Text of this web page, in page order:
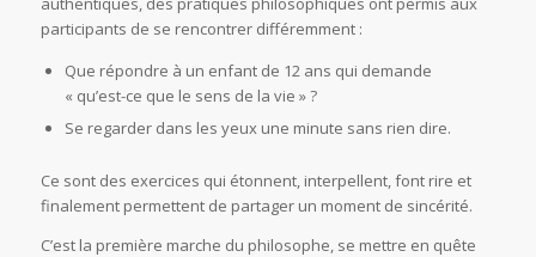
participants de se rencontrer différemment :
Que répondre à un enfant de 12 ans qui demande
« qu’est-ce que le sens de la vie » ?
Se regarder dans les yeux une minute sans rien dire.
Ce sont des exercices qui étonnent, interpellent, font rire et
finalement permettent de partager un moment de sincérité.
C’est la première marche du philosophe, se mettre en quête